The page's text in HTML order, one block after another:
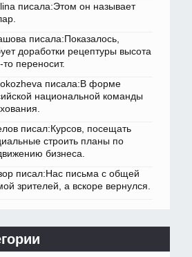
писала:Этом он называет
писала:Показалось,
доработки рецептуры высота
то переносит.
писала:В форме
национальной команды
писал:Курсов, посещать
строить планы по
бизнеса.
писал:Нас письма с общей
зрителей, а вскоре вернулся.